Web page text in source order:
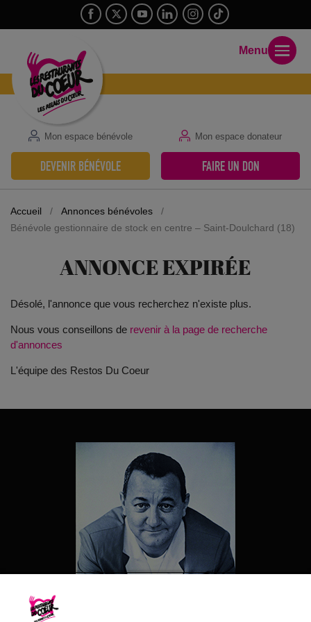
Mon espace bénévole Mon espace donateur
DEVENIR BÉNÉVOLE FAIRE UN DON
Menu
Accueil / Annonces bénévoles
/
Bénévole gestionnaire de stock en centre – Saint-Doulchard (18)
ANNONCE EXPIRÉE
Désolé, l'annonce que vous recherchez n'existe plus.
Nous vous conseillons de revenir à la page de recherche
d'annonces
L'équipe des Restos Du Coeur